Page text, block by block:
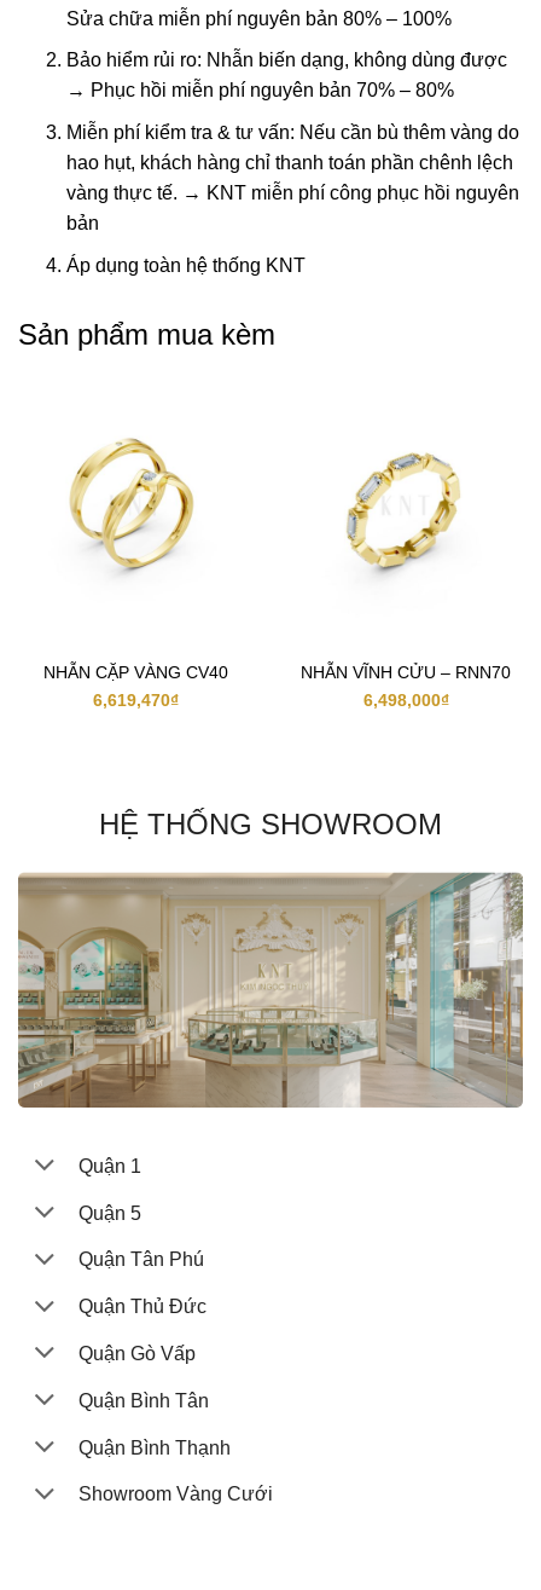
Sửa chữa miễn phí nguyên bản 80% – 100%
Bảo hiểm rủi ro: Nhẫn biến dạng, không dùng được
→ Phục hồi miễn phí nguyên bản 70% – 80%
Miễn phí kiểm tra & tư vấn: Nếu cần bù thêm vàng do
hao hụt, khách hàng chỉ thanh toán phần chênh lệch
vàng thực tế. → KNT miễn phí công phục hồi nguyên
bản
Áp dụng toàn hệ thống KNT
Sản phẩm mua kèm
NHẪN CẶP VÀNG CV40
6,619,470₫
NHẪN VĨNH CỬU – RNN70
6,498,000₫
HỆ THỐNG SHOWROOM
Quận 1
Quận 5
Quận Tân Phú
Quận Thủ Đức
Quận Gò Vấp
Quận Bình Tân
Quận Bình Thạnh
Showroom Vàng Cưới